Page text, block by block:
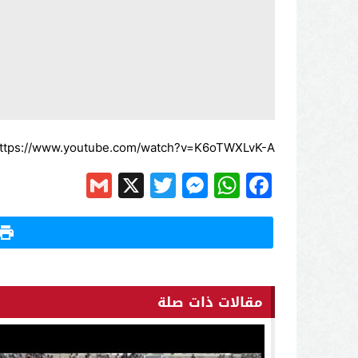
www.youtube.com/watch?v=K6oTWXLvK-A
Facebook
WhatsApp
Messenger
Twitter
X
Gmail
مقالات ذات صلة